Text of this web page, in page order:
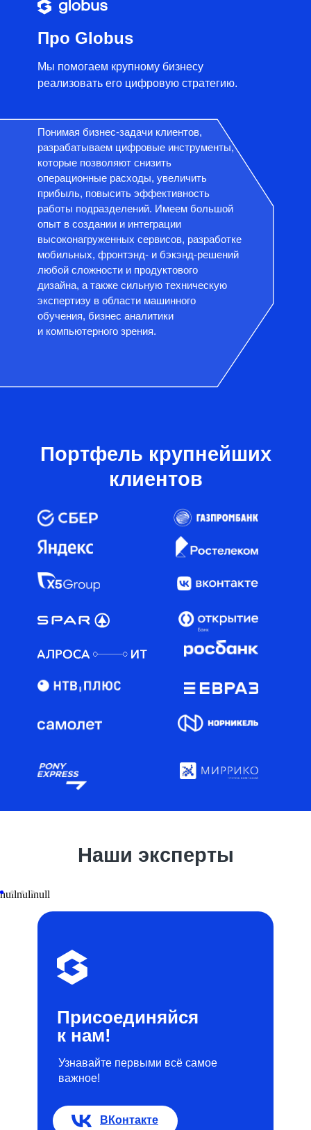
Понимая бизнес-задачи клиентов,
разрабатываем цифровые инструменты,
которые позволяют снизить
операционные расходы, увеличить
прибыль, повысить эффективность
работы подразделений. Имеем большой
опыт в создании и интеграции
высоконагруженных сервисов, разработке
мобильных, фронтэнд- и бэкэнд-решений
любой сложности и продуктового
дизайна, а также сильную техническую
экспертизу в области машинного
обучения, бизнес аналитики
и компьютерного зрения.
Мы помогаем крупному бизнесу
реализовать его цифровую стратегию.
Про Globus
Портфель крупнейших
клиентов
Наши эксперты
nullnullnull
Присоединяйся
к нам!
Узнавайте первыми всё самое
важное!
ВКонтакте